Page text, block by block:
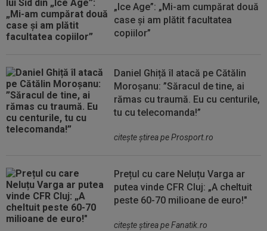
„Ice Age”: „Mi-am cumpărat două
case și am plătit facultatea
copiilor”
Daniel Ghiță îl atacă pe Cătălin
Moroșanu: ”Săracul de tine, ai
rămas cu traumă. Eu cu centurile,
tu cu telecomanda!”
citeşte ştirea pe Prosport.ro
Prețul cu care Neluțu Varga ar
putea vinde CFR Cluj: „A cheltuit
peste 60-70 milioane de euro!"
citeşte ştirea pe Fanatik.ro